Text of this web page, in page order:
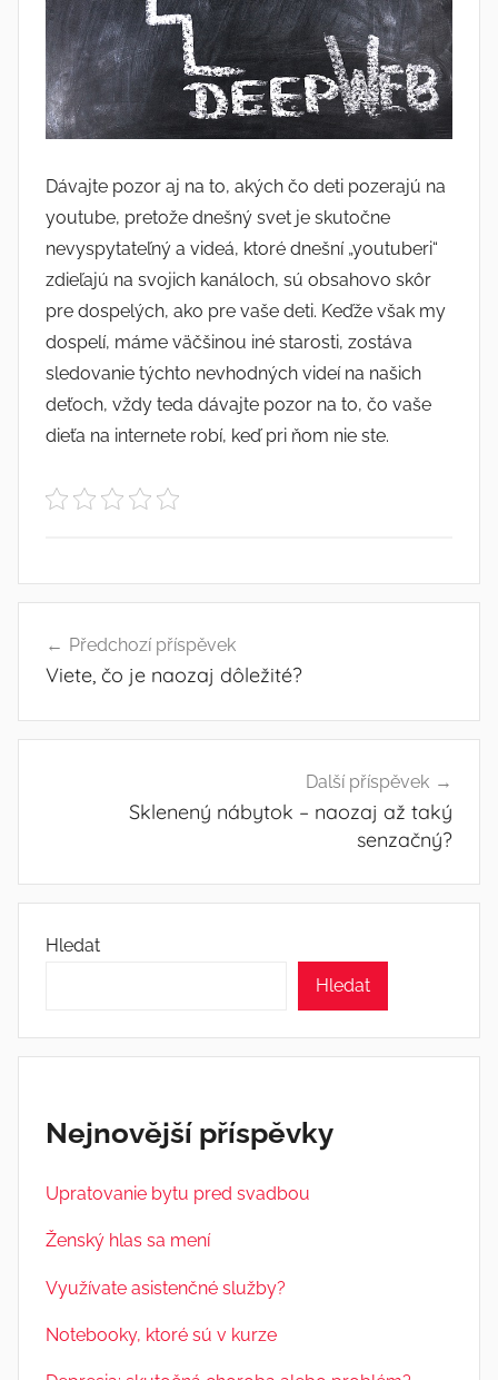
Dávajte pozor aj na to, akých čo deti pozerajú na
youtube, pretože dnešný svet je skutočne
nevyspytateľný a videá, ktoré dnešní „youtuberi“
zdieľajú na svojich kanáloch, sú obsahovo skôr
pre dospelých, ako pre vaše deti. Keďže však my
dospelí, máme väčšinou iné starosti, zostáva
sledovanie týchto nevhodných videí na našich
deťoch, vždy teda dávajte pozor na to, čo vaše
dieťa na internete robí, keď pri ňom nie ste.
pro Předchozí příspěvek
Viete, čo je naozaj dôležité?
Další příspěvek
Sklenený nábytok – naozaj až taký
senzačný?
Hledat
Hledat
Nejnovější příspěvky
Upratovanie bytu pred svadbou
Ženský hlas sa mení
Využívate asistenčné služby?
Notebooky, ktoré sú v kurze